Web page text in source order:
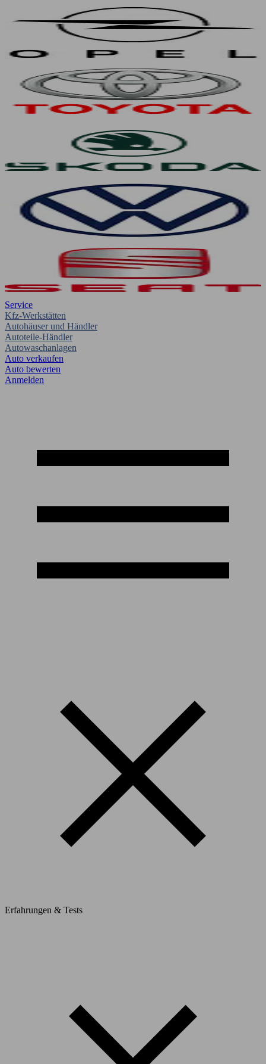
Service
Kfz-Werkstätten
Autohäuser und Händler
Autoteile-Händler
Autowaschanlagen
Auto verkaufen
Auto bewerten
Anmelden
Erfahrungen & Tests